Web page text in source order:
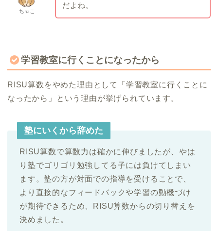
ちゃこ
だよね。
学習教室に行くことになったから
RISU算数をやめた理由として「学習教室に行くことに
なったから」という理由が挙げられています。
塾にいくから辞めた
RISU算数で算数力は確かに伸びましたが、やは
り塾でゴリゴリ勉強してる子には負けてしまい
ます。塾の方が対面での指導を受けることで、
より直接的なフィードバックや学習の動機づけ
が期待できるため、RISU算数からの切り替えを
決めました。